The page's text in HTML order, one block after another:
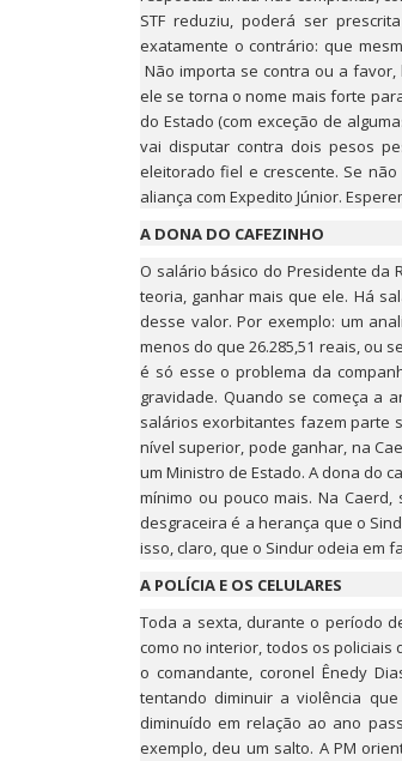
STF reduziu, poderá ser
exatamente o contrário: que
Não importa se contra ou a
ele se torna o nome mais forte
do Estado (com exceção de
vai disputar contra dois pesos
eleitorado fiel e crescente. Se
aliança com Expedito Júnior.
A DONA DO CAFEZINHO
O salário básico do Presidente da
teoria, ganhar mais que ele. Há
desse valor. Por exemplo: um
menos do que 26.285,51 reais, ou
é só esse o problema da
gravidade. Quando se começa a
salários exorbitantes fazem parte
nível superior, pode ganhar, na
um Ministro de Estado. A dona do
mínimo ou pouco mais. Na
desgraceira é a herança que o
isso, claro, que o Sindur odeia em
A POLÍCIA E OS CELULARES
Toda a sexta, durante o período
como no interior, todos os
o comandante, coronel Ênedy
tentando diminuir a violência
diminuído em relação ao ano
exemplo, deu um salto. A PM